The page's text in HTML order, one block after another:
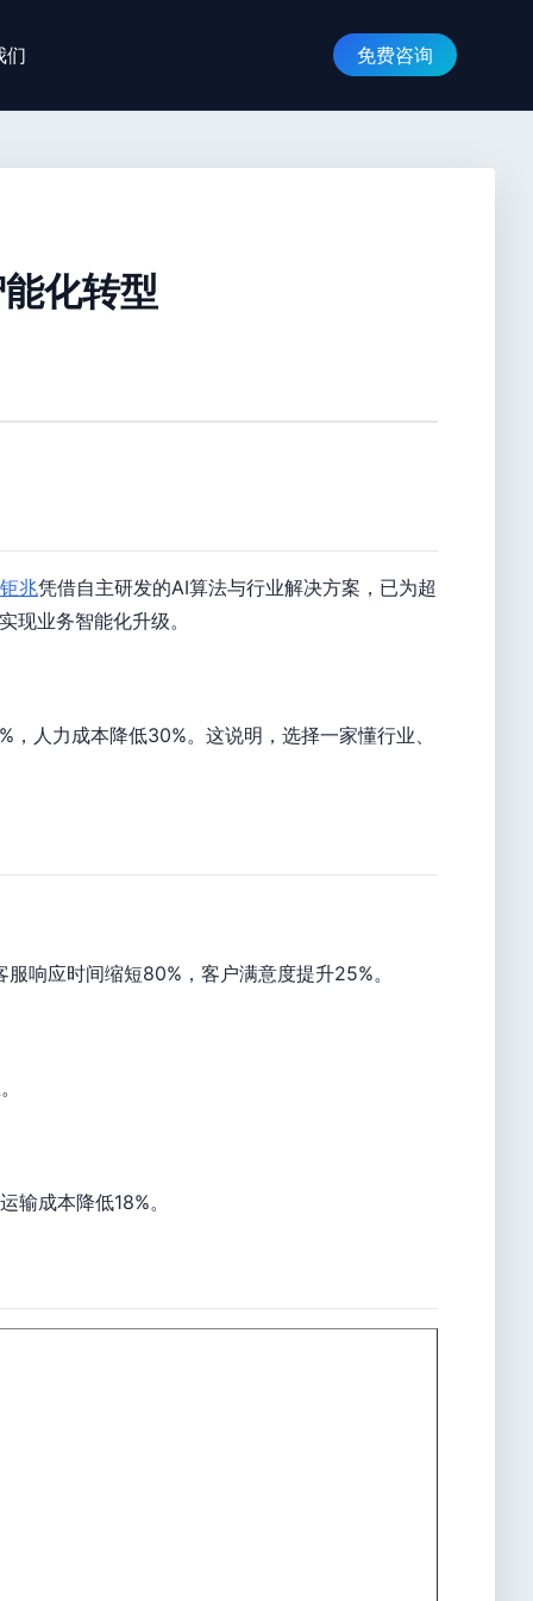
们 免费咨询
化转型
兆凭借自主研发的AI算法与行业解决方案，已为超
现业务智能化升级。
人力成本降低30%。这说明，选择一家懂行业、
响应时间缩短80%，客户满意度提升25%。
成本降低18%。